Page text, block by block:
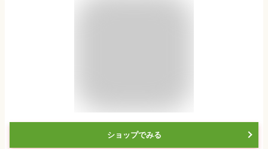
ショップでみる